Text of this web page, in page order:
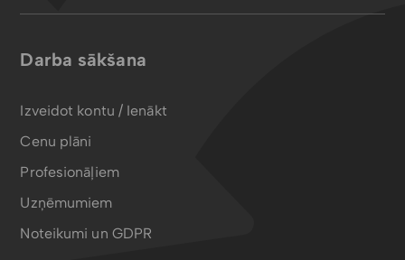
Darba sākšana
Izveidot kontu / Ienākt
Cenu plāni
Profesionāļiem
Uzņēmumiem
Noteikumi un GDPR